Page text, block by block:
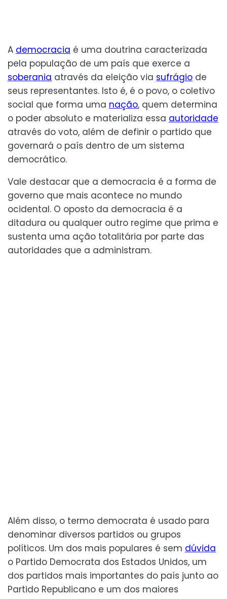
A democracia é uma doutrina caracterizada
pela população de um país que exerce a
soberania através da eleição via sufrágio de
seus representantes. Isto é, é o povo, o coletivo
social que forma uma nação, quem determina
o poder absoluto e materializa essa autoridade
através do voto, além de definir o partido que
governará o país dentro de um sistema
democrático.
Vale destacar que a democracia é a forma de
governo que mais acontece no mundo
ocidental. O oposto da democracia é a
ditadura ou qualquer outro regime que prima e
sustenta uma ação totalitária por parte das
autoridades que a administram.
Além disso, o termo democrata é usado para
denominar diversos partidos ou grupos
políticos. Um dos mais populares é sem dúvida
o Partido Democrata dos Estados Unidos, um
dos partidos mais importantes do país junto ao
Partido Republicano e um dos maiores